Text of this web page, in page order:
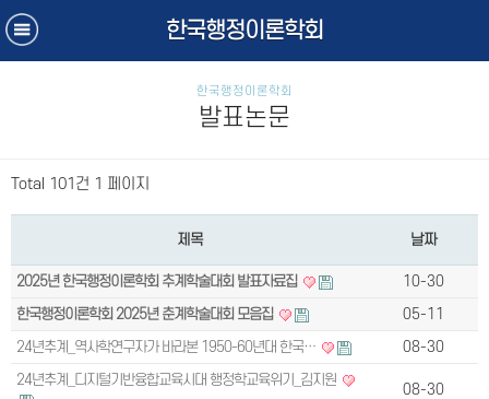
한국행정이론학회
한국행정이론학회
발표논문
Total 101건 1 페이지
제목 날짜
2025년 한국행정이론학회 추계학술대회 발표자료집
10-30
한국행정이론학회 2025년 춘계학술대회 모음집
05-11
24년추계_역사학연구자가 바라본 1950-60년대 한국…
08-30
24년추계_디지털기반융합교육시대 행정학교육위기_김지원
08-30